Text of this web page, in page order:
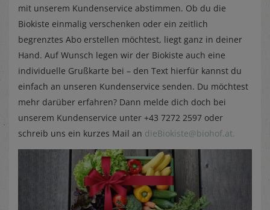
mit unserem Kundenservice abstimmen. Ob du die
Biokiste einmalig verschenken oder ein zeitlich
begrenztes Abo erstellen möchtest, liegt ganz in deiner
Hand. Auf Wunsch legen wir der Biokiste auch eine
individuelle Grußkarte bei – den Text hierfür kannst du
einfach an unseren Kundenservice senden. Du möchtest
mehr darüber erfahren? Dann melde dich doch bei
unserem Kundenservice unter +43 7272 2597 oder
schreib uns ein kurzes Mail an dieBiokiste@biohof.at.